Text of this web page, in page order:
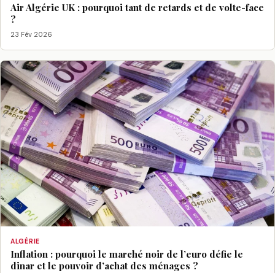
Air Algérie UK : pourquoi tant de retards et de volte-face
?
23 Fév 2026
ALGÉRIE
Inflation : pourquoi le marché noir de l’euro défie le
dinar et le pouvoir d’achat des ménages ?